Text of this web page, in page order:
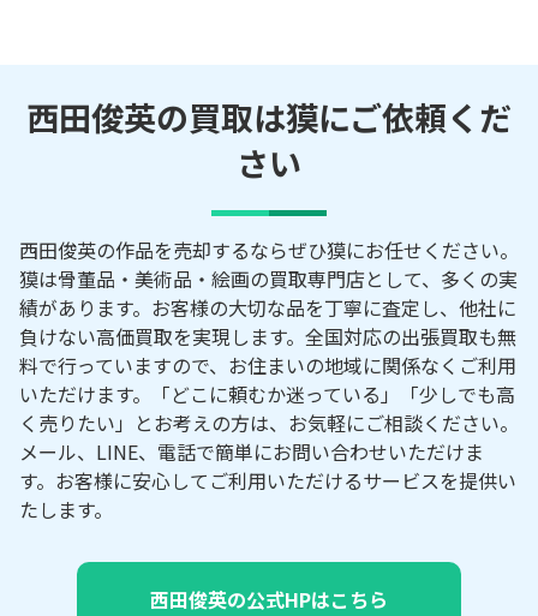
西田俊英の買取は獏にご依頼くだ
さい
西田俊英の作品を売却するならぜひ獏にお任せください。
獏は骨董品・美術品・絵画の買取専門店として、多くの実
績があります。お客様の大切な品を丁寧に査定し、他社に
負けない高価買取を実現します。全国対応の出張買取も無
料で行っていますので、お住まいの地域に関係なくご利用
いただけます。「どこに頼むか迷っている」「少しでも高
く売りたい」とお考えの方は、お気軽にご相談ください。
メール、LINE、電話で簡単にお問い合わせいただけま
す。お客様に安心してご利用いただけるサービスを提供い
たします。
西田俊英の公式HPはこちら